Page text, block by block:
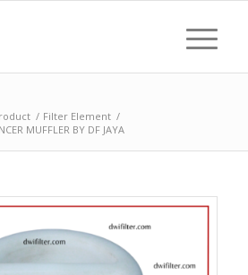
/ Filter Element /
MUFFLER BY DF JAYA